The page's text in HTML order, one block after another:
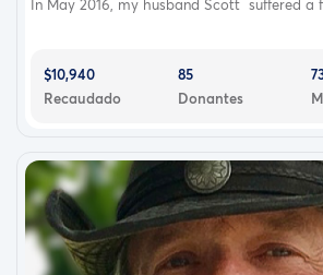
In May 2016, my husband Scott suffered a
$10,940
Recaudado
85
Donantes